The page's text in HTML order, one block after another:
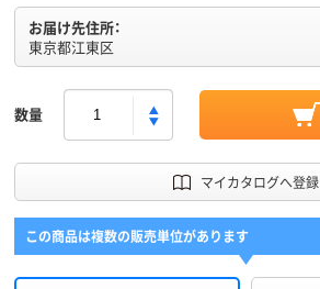
お届け先住所：
東京都江東区
数量
マイカタログへ登録
この商品は複数の販売単位があります